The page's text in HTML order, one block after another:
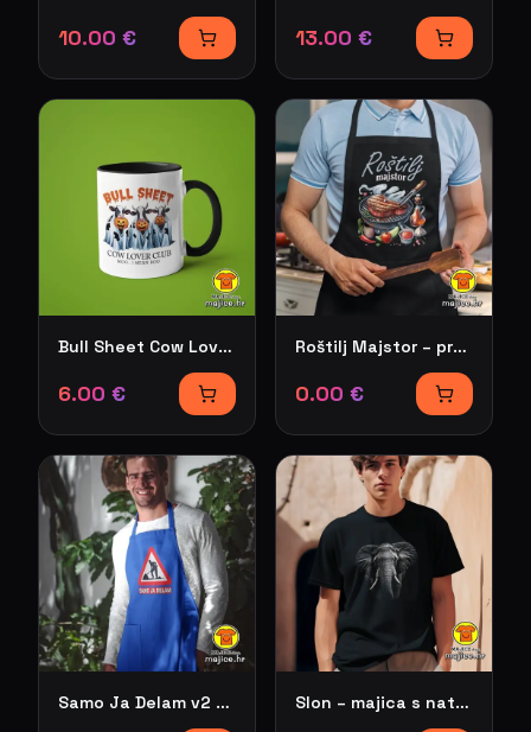
10.00 € 13.00 €
Bull Sheet Cow Lover Club Moo.. I Mean Boo v5 – šalica s natpisom
6.00 €
Roštilj Majstor – pregača s natpisom
0.00 €
Samo Ja Delam v2 – pregača s natpisom Slon – majica s natpisom